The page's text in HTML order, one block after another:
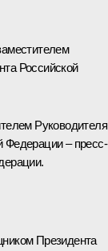
Российской
Руководителя
Федерации – пресс-
Президента